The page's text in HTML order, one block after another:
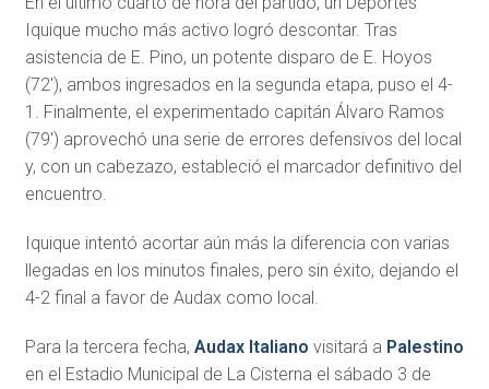
Iquique mucho más activo logró descontar. Tras
asistencia de E. Pino, un potente disparo de E. Hoyos
(72′), ambos ingresados en la segunda etapa, puso el 4-
1. Finalmente, el experimentado capitán Álvaro Ramos
(79′) aprovechó una serie de errores defensivos del local
y, con un cabezazo, estableció el marcador definitivo del
encuentro.
Iquique intentó acortar aún más la diferencia con varias
llegadas en los minutos finales, pero sin éxito, dejando el
4-2 final a favor de Audax como local.
Para la tercera fecha, Audax Italiano visitará a Palestino
en el Estadio Municipal de La Cisterna el sábado 3 de